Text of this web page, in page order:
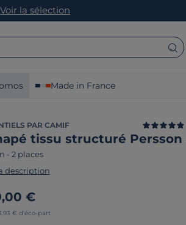
Voir la sélection
Made in France
PAR CAMIF
tissu structuré Persson
- 2 places
description
€
€ d'éco-part